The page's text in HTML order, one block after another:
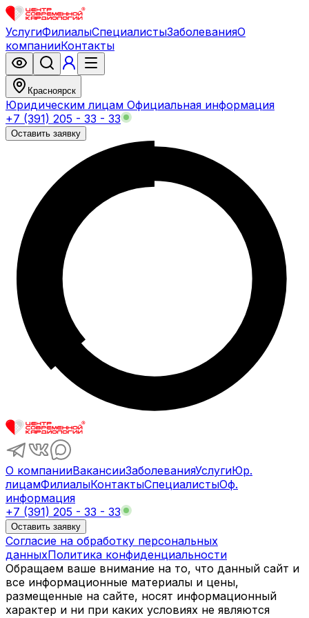
УслугиФилиалыСпециалистыЗаболеванияО
компанииКонтакты
Красноярск
Юридическим лицам Официальная информация
+7 (391) 205 - 33 - 33
Оставить заявку
О компанииВакансииЗаболеванияУслугиЮр.
лицамФилиалыКонтактыСпециалистыОф.
информация
+7 (391) 205 - 33 - 33
Оставить заявку
Согласие на обработку персональных
данныхПолитика конфиденциальности
Обращаем ваше внимание на то, что данный сайт и
все информационные материалы и цены,
размещенные на сайте, носят информационный
характер и ни при каких условиях не являются